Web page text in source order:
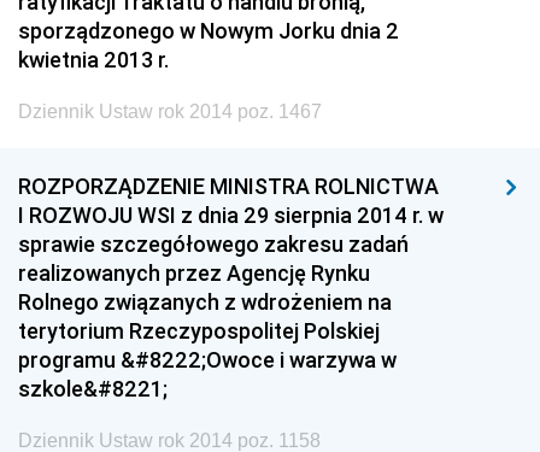
sporządzonego w Nowym Jorku dnia 2
kwietnia 2013 r.
Dziennik Ustaw rok 2014 poz. 1467
ROZPORZĄDZENIE MINISTRA ROLNICTWA
I ROZWOJU WSI z dnia 29 sierpnia 2014 r. w
sprawie szczegółowego zakresu zadań
realizowanych przez Agencję Rynku
Rolnego związanych z wdrożeniem na
terytorium Rzeczypospolitej Polskiej
programu &#8222;Owoce i warzywa w
szkole&#8221;
Dziennik Ustaw rok 2014 poz. 1158